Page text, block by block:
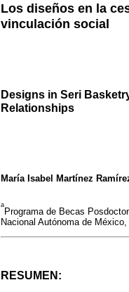
Los diseños en la
vinculación social
Designs in Seri
Relationships
María Isabel Martínez
a
Programa de Becas
Nacional Autónoma de México,
RESUMEN: